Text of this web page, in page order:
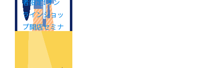
者限定！オン
ラインショッ
プ開店セミナ
ー (東京・大